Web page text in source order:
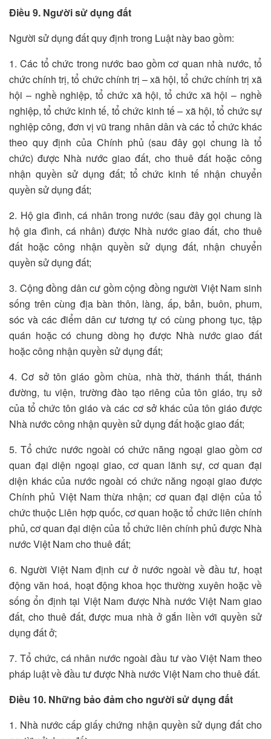
Điều 9. Người sử dụng đất
Người sử dụng đất quy định trong Luật này bao gồm:
1. Các tổ chức trong nước bao gồm cơ quan nhà nước, tổ
chức chính trị, tổ chức chính trị – xã hội, tổ chức chính trị xã
hội – nghề nghiệp, tổ chức xã hội, tổ chức xã hội – nghề
nghiệp, tổ chức kinh tế, tổ chức kinh tế – xã hội, tổ chức sự
nghiệp công, đơn vị vũ trang nhân dân và các tổ chức khác
theo quy định của Chính phủ (sau đây gọi chung là tổ
chức) được Nhà nước giao đất, cho thuê đất hoặc công
nhận quyền sử dụng đất; tổ chức kinh tế nhận chuyển
quyền sử dụng đất;
2. Hộ gia đình, cá nhân trong nước (sau đây gọi chung là
hộ gia đình, cá nhân) được Nhà nước giao đất, cho thuê
đất hoặc công nhận quyền sử dụng đất, nhận chuyển
quyền sử dụng đất;
3. Cộng đồng dân cư gồm cộng đồng người Việt Nam sinh
sống trên cùng địa bàn thôn, làng, ấp, bản, buôn, phum,
sóc và các điểm dân cư tương tự có cùng phong tục, tập
quán hoặc có chung dòng họ được Nhà nước giao đất
hoặc công nhận quyền sử dụng đất;
4. Cơ sở tôn giáo gồm chùa, nhà thờ, thánh thất, thánh
đường, tu viện, trường đào tạo riêng của tôn giáo, trụ sở
của tổ chức tôn giáo và các cơ sở khác của tôn giáo được
Nhà nước công nhận quyền sử dụng đất hoặc giao đất;
5. Tổ chức nước ngoài có chức năng ngoại giao gồm cơ
quan đại diện ngoại giao, cơ quan lãnh sự, cơ quan đại
diện khác của nước ngoài có chức năng ngoại giao được
Chính phủ Việt Nam thừa nhận; cơ quan đại diện của tổ
chức thuộc Liên hợp quốc, cơ quan hoặc tổ chức liên chính
phủ, cơ quan đại diện của tổ chức liên chính phủ được Nhà
nước Việt Nam cho thuê đất;
6. Người Việt Nam định cư ở nước ngoài về đầu tư, hoạt
động văn hoá, hoạt động khoa học thường xuyên hoặc về
sống ổn định tại Việt Nam được Nhà nước Việt Nam giao
đất, cho thuê đất, được mua nhà ở gắn liền với quyền sử
dụng đất ở;
7. Tổ chức, cá nhân nước ngoài đầu tư vào Việt Nam theo
pháp luật về đầu tư được Nhà nước Việt Nam cho thuê đất.
Điều 10. Những bảo đảm cho người sử dụng đất
1. Nhà nước cấp giấy chứng nhận quyền sử dụng đất cho